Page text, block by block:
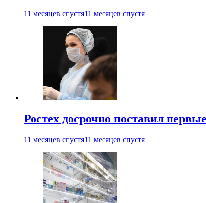
11 месяцев спустя11 месяцев спустя
Ростех досрочно поставил
11 месяцев спустя11 месяцев спустя